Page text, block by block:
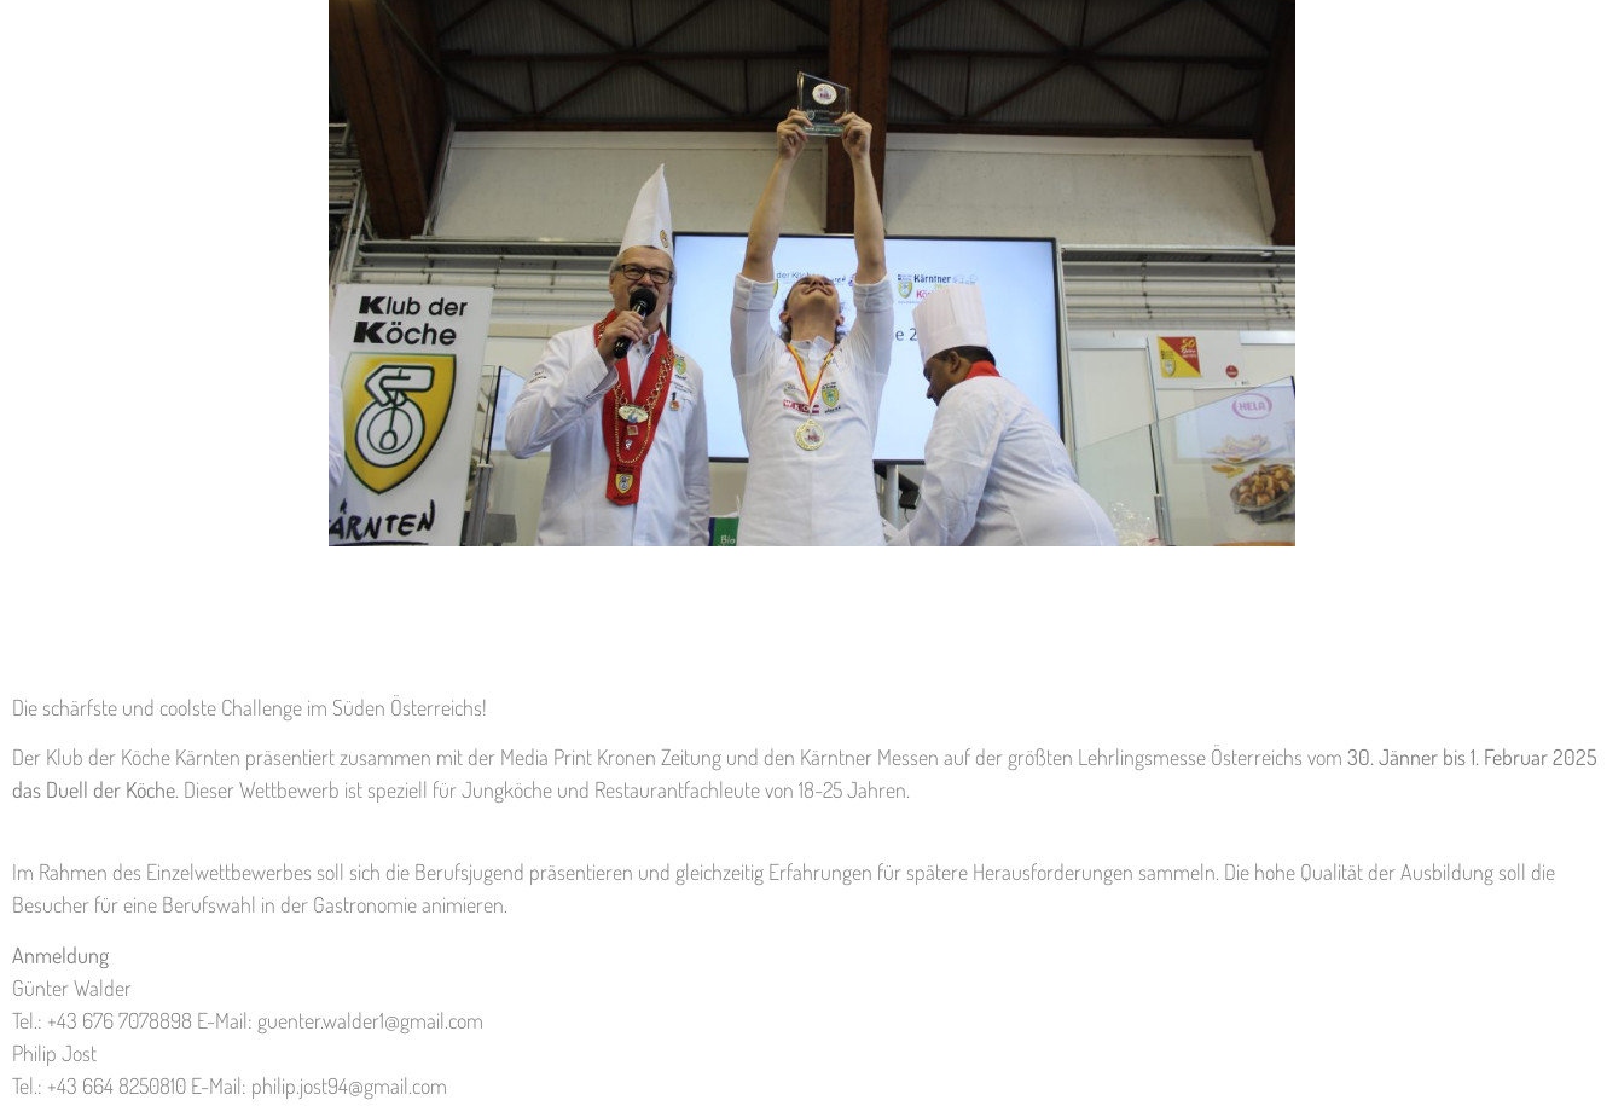
Die schärfste und coolste Challenge im Süden Österreichs!
Der Klub der Köche Kärnten präsentiert zusammen mit der Media Print Kronen Zeitung und den Kärntner Messen auf der größten Lehrlingsmesse Österreichs vom 30. Jänner bis 1. Februar 2025
das Duell der Köche. Dieser Wettbewerb ist speziell für Jungköche und Restaurantfachleute von 18-25 Jahren.
Im Rahmen des Einzelwettbewerbes soll sich die Berufsjugend präsentieren und gleichzeitig Erfahrungen für spätere Herausforderungen sammeln. Die hohe Qualität der Ausbildung soll die
Besucher für eine Berufswahl in der Gastronomie animieren.
Anmeldung
Günter Walder
Tel.: +43 676 7078898 E-Mail: guenter.walder1@gmail.com
Philip Jost
Tel.: +43 664 8250810 E-Mail: philip.jost94@gmail.com